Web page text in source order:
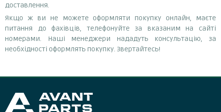
доставлення.
Якщо ж ви не можете оформляти покупку онлайн, маєте
питання до фахівців, телефонуйте за вказаним на сайті
номерами. Наші менеджери нададуть консультацію, за
необхідності оформлять покупку. Звертайтесь!